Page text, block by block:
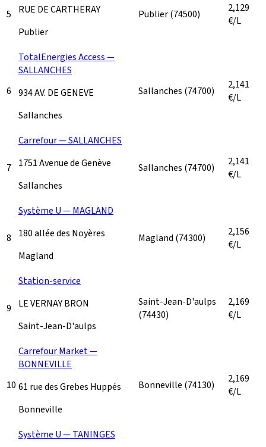
5
RUE DE CARTHERAY
Publier
Publier(74500)
2,129
€/L
6
TotalEnergies Access —
SALLANCHES
934 AV. DE GENEVE
Sallanches
Sallanches (74700)
2,141
€/L
7
Carrefour — SALLANCHES
1751 Avenue de Genève
Sallanches
Sallanches (74700)
2,141
€/L
8
Système U — MAGLAND
180 allée des Noyères
Magland
Magland (74300)
2,156
€/L
9
Station-service
LE VERNAY BRON
Saint-Jean-D'aulps
Saint-Jean-D'aulps
(74430)
2,169
€/L
10
Carrefour Market —
BONNEVILLE
61 rue des Grebes Huppés
Bonneville
Bonneville (74130)
2,169
€/L
Système U — TANINGES